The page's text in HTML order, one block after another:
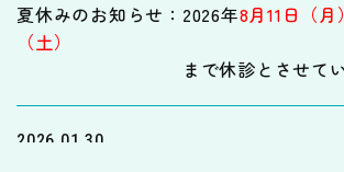
夏休みのお知らせ：2026年8月11日（月
（土）
まで休診とさせていただ
2026.01.30